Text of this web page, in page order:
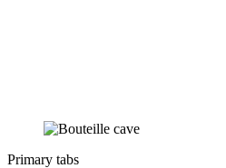
Primary tabs